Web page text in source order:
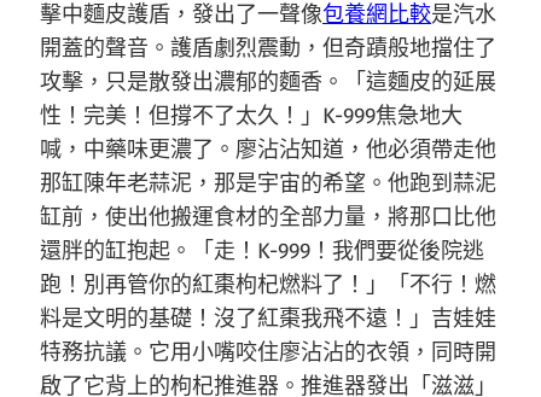
擊中麵皮護盾，發出了一聲像包養網比較是汽水
開蓋的聲音。護盾劇烈震動，但奇蹟般地擋住了
攻擊，只是散發出濃郁的麵香。「這麵皮的延展
性！完美！但撐不了太久！」K-999焦急地大
喊，中藥味更濃了。廖沾沾知道，他必須帶走他
那缸陳年老蒜泥，那是宇宙的希望。他跑到蒜泥
缸前，使出他搬運食材的全部力量，將那口比他
還胖的缸抱起。「走！K-999！我們要從後院逃
跑！別再管你的紅棗枸杞燃料了！」「不行！燃
料是文明的基礎！沒了紅棗我飛不遠！」吉娃娃
特務抗議。它用小嘴咬住廖沾沾的衣領，同時開
啟了它背上的枸杞推進器。推進器發出「滋滋」